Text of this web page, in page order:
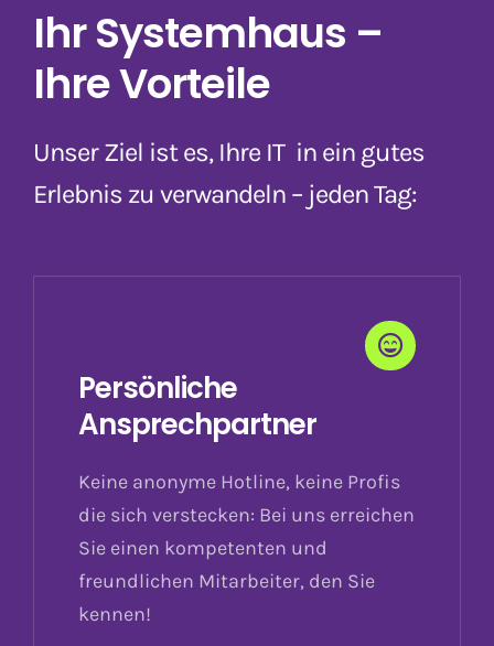
Ihr Systemhaus –
Ihre Vorteile
Unser Ziel ist es, Ihre IT in ein gutes
Erlebnis zu verwandeln – jeden Tag:
Persönliche
Ansprechpartner
Keine anonyme Hotline, keine Profis
die sich verstecken: Bei uns erreichen
Sie einen kompetenten und
freundlichen Mitarbeiter, den Sie
kennen!